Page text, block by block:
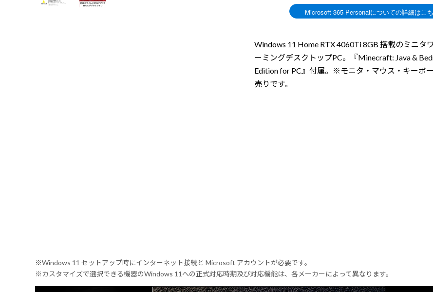
Windows 11 Home RTX 4060Ti 8GB 搭載のミニタ
ーミングデスクトップPC。『Minecraft: Java &
Edition for PC』付属。※モニタ・マウス・キーボ
売りです。
※Windows 11 セットアップ時にインターネット接続と Microsoft アカウントが必要です。
※カスタマイズで選択できる機器のWindows 11への正式対応時期及び対応機能は、各メーカーによって異なります。